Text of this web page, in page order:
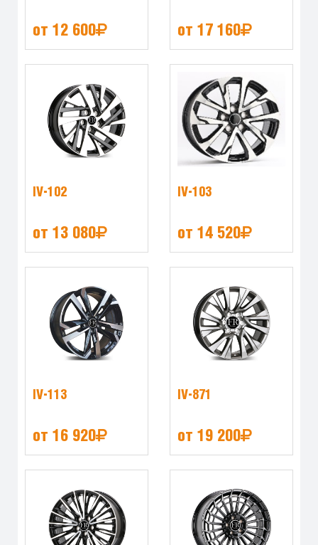
от 12 600 от 17 160
IV-102
от 13 080
IV-103
от 14 520
IV-113
от 16 920
IV-871
от 19 200